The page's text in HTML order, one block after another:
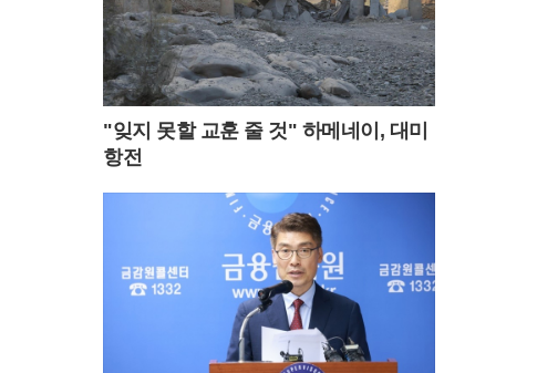
"잊지 못할 교훈 줄 것" 하메네이, 대미
항전